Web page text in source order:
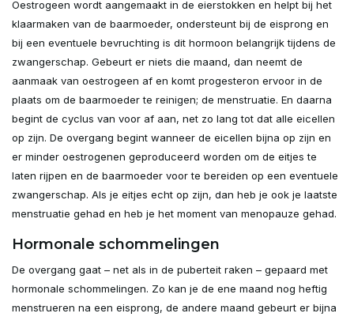
Oestrogeen wordt aangemaakt in de eierstokken en helpt bij het
klaarmaken van de baarmoeder, ondersteunt bij de eisprong en
bij een eventuele bevruchting is dit hormoon belangrijk tijdens de
zwangerschap. Gebeurt er niets die maand, dan neemt de
aanmaak van oestrogeen af en komt progesteron ervoor in de
plaats om de baarmoeder te reinigen; de menstruatie. En daarna
begint de cyclus van voor af aan, net zo lang tot dat alle eicellen
op zijn. De overgang begint wanneer de eicellen bijna op zijn en
er minder oestrogenen geproduceerd worden om de eitjes te
laten rijpen en de baarmoeder voor te bereiden op een eventuele
zwangerschap. Als je eitjes echt op zijn, dan heb je ook je laatste
menstruatie gehad en heb je het moment van menopauze gehad.
Hormonale schommelingen
De overgang gaat – net als in de puberteit raken – gepaard met
hormonale schommelingen. Zo kan je de ene maand nog heftig
menstrueren na een eisprong, de andere maand gebeurt er bijna